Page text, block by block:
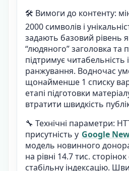
🛠️ Вимоги до контенту:
2000 символів і
задають базовий рівень
“людяного” заголовка та
підтримує читабельність
ранжування. Водночас
щонайменше 1 списку
етапі підготовки
втратити швидкість
🔧 Технічні параметри:
присутність у Google
модель новинного
на рівні 14.7 тис.
стабільну індексацію.